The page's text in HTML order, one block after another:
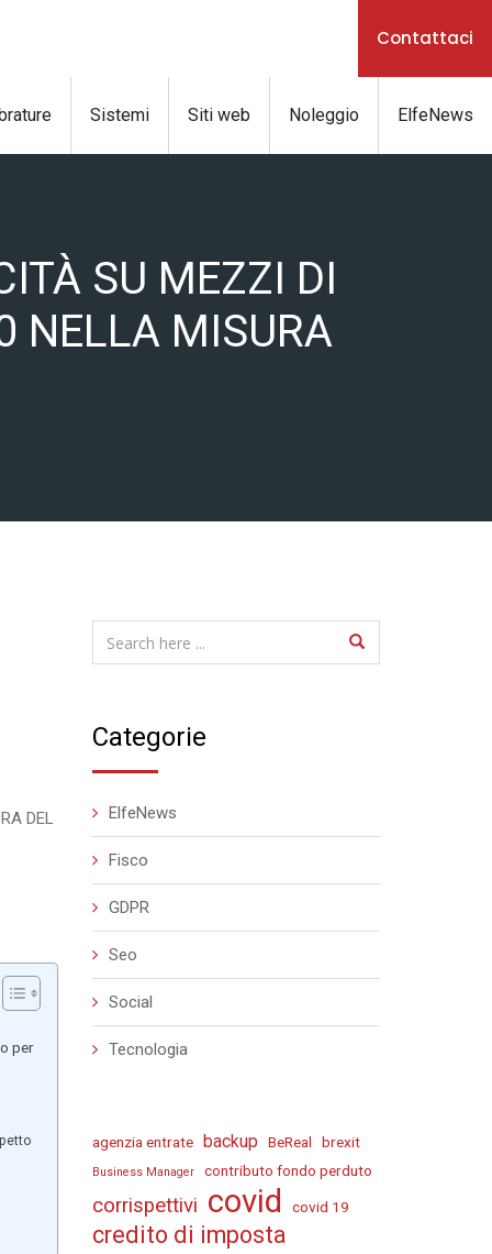
Contattaci
Sistemi Siti web Noleggio ElfeNews
SU MEZZI DI
NELLA MISURA
DEL
per
Categorie
ElfeNews
Fisco
GDPR
Seo
Social
Tecnologia
agenzia entrate backup BeReal brexit
Business Manager contributo fondo perduto
corrispettivi covid covid 19
credito di imposta